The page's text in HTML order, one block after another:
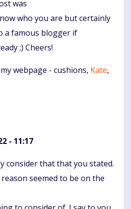
was
who you are but certainly
a famous blogger if
;) Cheers!
webpage - cushions, Kate,
- 11:17
consider that that you stated.
seemed to be on the